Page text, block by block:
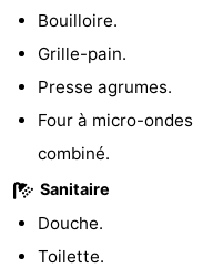
manger
Conduite
l'anneau
Pratiques
Forum
Route
-
Stationnement
Adresses
Bouilloire.
Grille-pain.
Presse agrumes.
Four à micro-ondes
combiné.
Sanitaire
Douche.
Toilette.